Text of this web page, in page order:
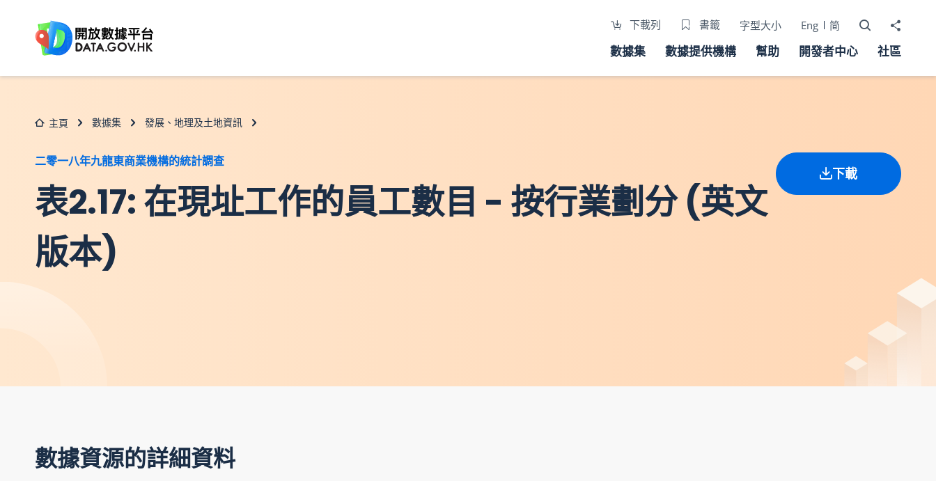
下載列 書籤 字型大小 Eng 简 打開搜尋器
分享至
數據集 數據提供機構 幫助 開發者中心 社區
主頁 數據集 發展、地理及土地資訊
二零一八年九龍東商業機構的統計調查
表2.17: 在現址工作的員工數目 - 按行業劃分 (英文
版本)
下載
數據資源的詳細資料